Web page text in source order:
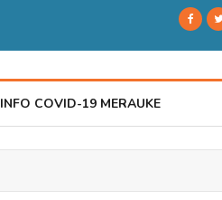
INFO COVID-19 MERAUKE